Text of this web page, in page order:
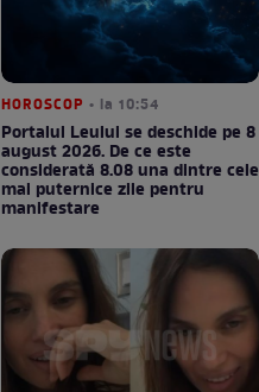
HOROSCOP • la 10:54
Portalul Leului se deschide pe 8
august 2026. De ce este
considerată 8.08 una dintre cele
mai puternice zile pentru
manifestare